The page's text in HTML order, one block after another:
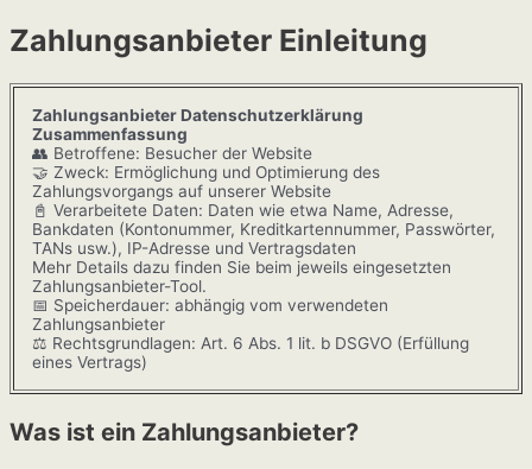
Zahlungsanbieter Einleitung
Zahlungsanbieter Datenschutzerklärung
Zusammenfassung
👥 Betroffene: Besucher der Website
🤝 Zweck: Ermöglichung und Optimierung des
Zahlungsvorgangs auf unserer Website
📓 Verarbeitete Daten: Daten wie etwa Name, Adresse,
Bankdaten (Kontonummer, Kreditkartennummer, Passwörter,
TANs usw.), IP-Adresse und Vertragsdaten
Mehr Details dazu finden Sie beim jeweils eingesetzten
Zahlungsanbieter-Tool.
📅 Speicherdauer: abhängig vom verwendeten
Zahlungsanbieter
⚖️ Rechtsgrundlagen: Art. 6 Abs. 1 lit. b DSGVO (Erfüllung
eines Vertrags)
Was ist ein Zahlungsanbieter?